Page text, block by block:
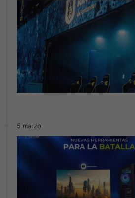
5 marzo